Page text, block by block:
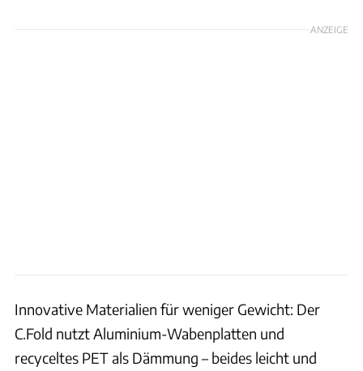
ANZEIGE
Innovative Materialien für weniger Gewicht: Der
C.Fold nutzt Aluminium-Wabenplatten und
recyceltes PET als Dämmung – beides leicht und